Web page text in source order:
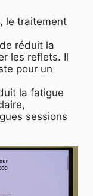
le traitement
réduit la
les reflets. Il
pour un
la fatigue
sessions